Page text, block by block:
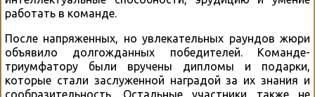
работать в команде.
После напряженных, но увлекательных раундов жюри
объявило долгожданных победителей. Команде-
триумфатору были вручены дипломы и подарки,
которые стали заслуженной наградой за их знания и